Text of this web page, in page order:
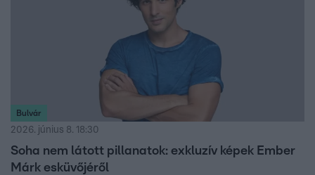
Bulvár
2026. június 8. 18:30
Soha nem látott pillanatok: exkluzív képek Ember
Márk esküvőjéről